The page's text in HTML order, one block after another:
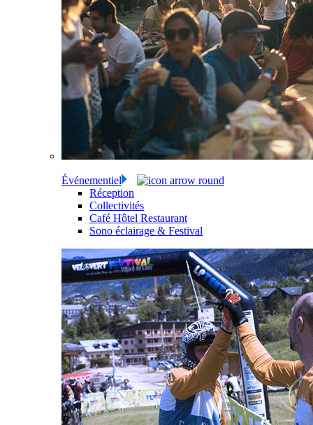
Événementiel
Réception
Collectivités
Café Hôtel Restaurant
Sono éclairage & Festival